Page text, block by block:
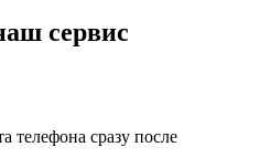
сервис
телефона сразу после